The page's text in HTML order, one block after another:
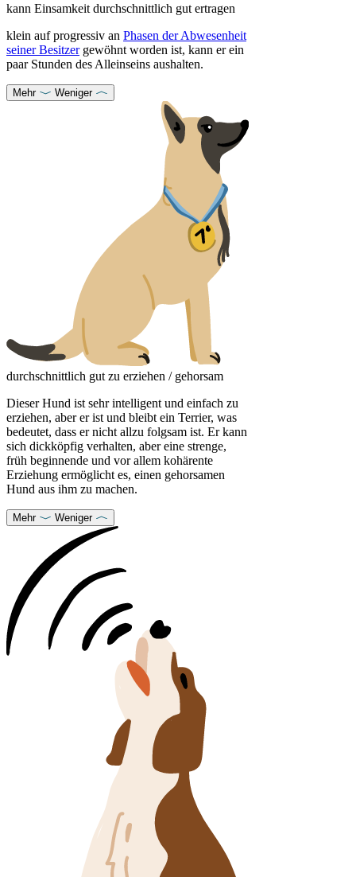
kann Einsamkeit durchschnittlich gut ertragen
klein auf progressiv an Phasen der Abwesenheit
seiner Besitzergewöhnt worden ist, kann er ein
paar Stunden des Alleinseins aushalten.
Mehr Weniger
durchschnittlich gut zu erziehen / gehorsam
Dieser Hund ist sehr intelligent und einfach zu
erziehen, aber er ist und bleibt ein Terrier, was
bedeutet, dass er nicht allzu folgsam ist. Er kann
sich dickköpfig verhalten, aber eine strenge,
früh beginnende und vor allem kohärente
Erziehung ermöglicht es, einen gehorsamen
Hund aus ihm zu machen.
Mehr Weniger